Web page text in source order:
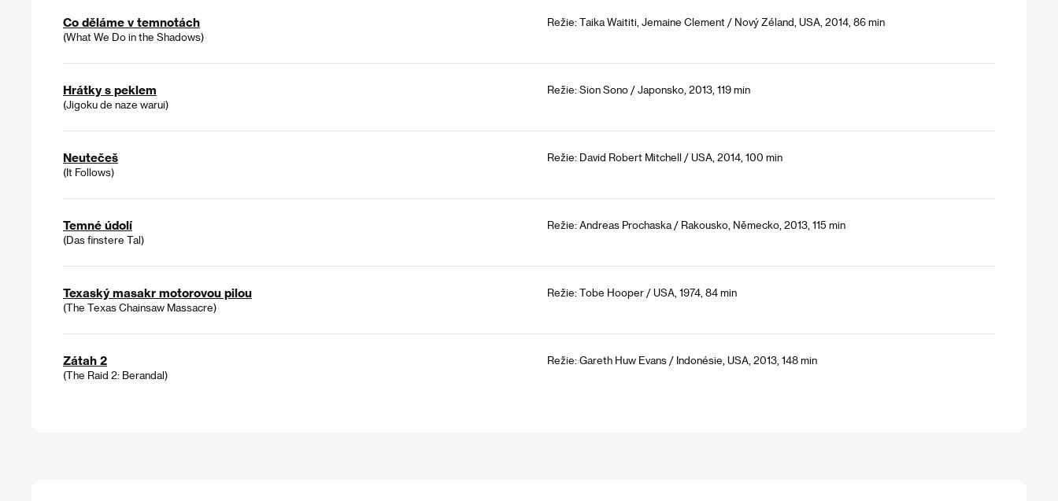
Co děláme v temnotách
(What We Do in the Shadows)
Režie: Taika Waititi, Jemaine Clement / Nový Zéland, USA, 2014, 86 min
Hrátky s peklem
(Jigoku de naze warui)
Režie: Sion Sono / Japonsko, 2013, 119 min
Neutečeš
(It Follows)
Režie: David Robert Mitchell / USA, 2014, 100 min
Temné údolí
(Das finstere Tal)
Režie: Andreas Prochaska / Rakousko, Německo, 2013, 115 min
Texaský masakr motorovou pilou
(The Texas Chainsaw Massacre)
Režie: Tobe Hooper / USA, 1974, 84 min
Zátah 2
(The Raid 2: Berandal)
Režie: Gareth Huw Evans / Indonésie, USA, 2013, 148 min